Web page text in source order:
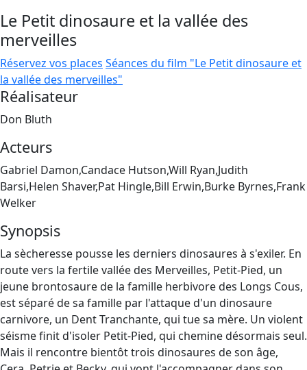
Le Petit dinosaure et la vallée des
merveilles
Réservez vos places Séances du film "Le Petit dinosaure et
la vallée des merveilles"
Réalisateur
Don Bluth
Acteurs
Gabriel Damon,Candace Hutson,Will Ryan,Judith
Barsi,Helen Shaver,Pat Hingle,Bill Erwin,Burke Byrnes,Frank
Welker
Synopsis
La sècheresse pousse les derniers dinosaures à s'exiler. En
route vers la fertile vallée des Merveilles, Petit-Pied, un
jeune brontosaure de la famille herbivore des Longs Cous,
est séparé de sa famille par l'attaque d'un dinosaure
carnivore, un Dent Tranchante, qui tue sa mère. Un violent
séisme finit d'isoler Petit-Pied, qui chemine désormais seul.
Mais il rencontre bientôt trois dinosaures de son âge,